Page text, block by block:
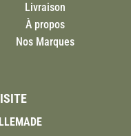
Livraison
À propos
Nos Marques